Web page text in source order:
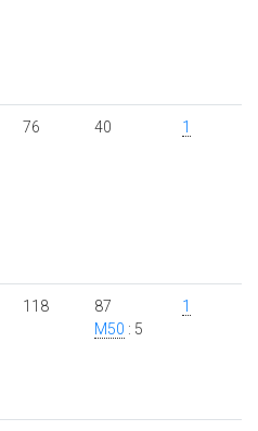
76 40 1
118
87
M50 : 5
1